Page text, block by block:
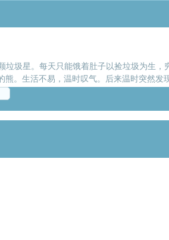
圾星。每天只能饿着肚子以捡垃圾为生，
。生活不易，温时叹气。后来温时突然发
。神谕，是神赐给猫族的祝福，是全族的